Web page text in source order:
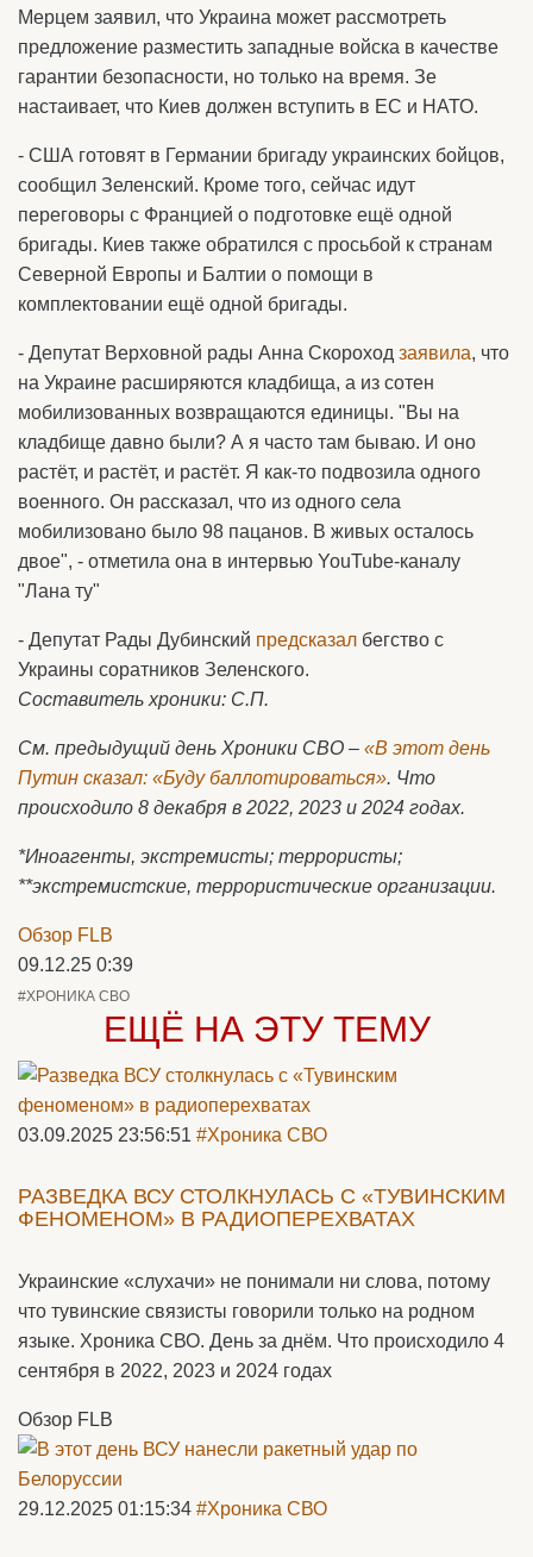
Мерцем заявил, что Украина может рассмотреть
предложение разместить западные войска в качестве
гарантии безопасности, но только на время. Зе
настаивает, что Киев должен вступить в ЕС и НАТО.
- США готовят в Германии бригаду украинских бойцов,
сообщил Зеленский. Кроме того, сейчас идут
переговоры с Францией о подготовке ещё одной
бригады. Киев также обратился с просьбой к странам
Северной Европы и Балтии о помощи в
комплектовании ещё одной бригады.
- Депутат Верховной рады Анна Скороход заявила, что
на Украине расширяются кладбища, а из сотен
мобилизованных возвращаются единицы. "Вы на
кладбище давно были? А я часто там бываю. И оно
растёт, и растёт, и растёт. Я как-то подвозила одного
военного. Он рассказал, что из одного села
мобилизовано было 98 пацанов. В живых осталось
двое", - отметила она в интервью YouTube-каналу
"Лана ту"
- Депутат Рады Дубинский предсказал бегство с
Украины соратников Зеленского.
Составитель хроники: С.П.
См. предыдущий день Хроники СВО – «В этот день
Путин сказал: «Буду баллотироваться». Что
происходило 8 декабря в 2022, 2023 и 2024 годах.
*Иноагенты, экстремисты; террористы;
**экстремистские, террористические организации.
Обзор FLB
09.12.25 0:39
#ХРОНИКА СВО
ЕЩЁ НА ЭТУ ТЕМУ
03.09.2025 23:56:51 #Хроника СВО
РАЗВЕДКА ВСУ СТОЛКНУЛАСЬ С «ТУВИНСКИМ
ФЕНОМЕНОМ» В РАДИОПЕРЕХВАТАХ
Украинские «слухачи» не понимали ни слова, потому
что тувинские связисты говорили только на родном
языке. Хроника СВО. День за днём. Что происходило 4
сентября в 2022, 2023 и 2024 годах
Обзор FLB
29.12.2025 01:15:34 #Хроника СВО